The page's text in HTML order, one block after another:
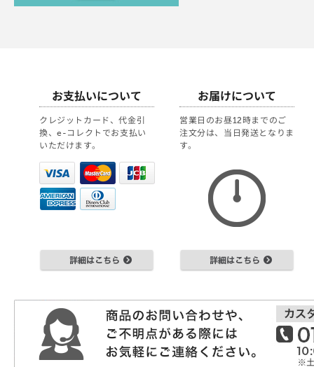
お支払いについて
クレジットカード、代金引
換、e-コレクトでお支払い
いただけます。
お届けについて
営業日のお昼12時までのご
注文分は、当日発送となりま
す。